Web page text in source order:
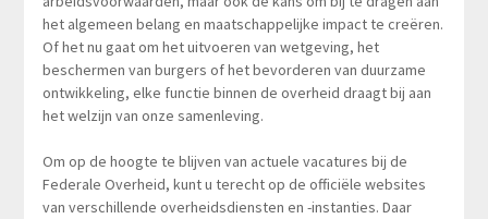
het algemeen belang en maatschappelijke impact te creëren.
Of het nu gaat om het uitvoeren van wetgeving, het
beschermen van burgers of het bevorderen van duurzame
ontwikkeling, elke functie binnen de overheid draagt bij aan
het welzijn van onze samenleving.
Om op de hoogte te blijven van actuele vacatures bij de
Federale Overheid, kunt u terecht op de officiële websites
van verschillende overheidsdiensten en -instanties. Daar